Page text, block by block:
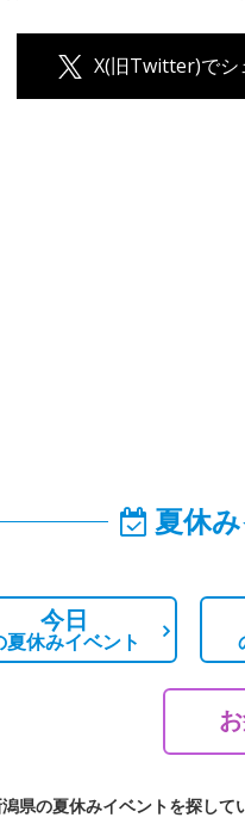
X(旧Twitter)でシ
夏休
今日
夏休みイベント
県の夏休みイベントを探して